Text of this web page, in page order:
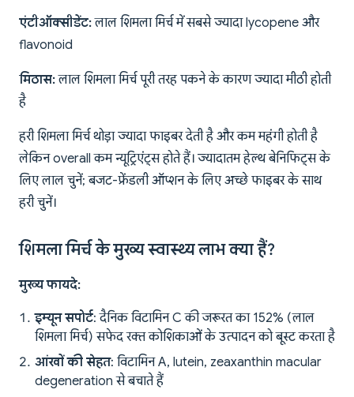
एंटीऑक्सीडेंट:लाल शिमला मिर्च में सबसे ज्यादा lycopene और
flavonoid
मिठास:लाल शिमला मिर्च पूरी तरह पकने के कारण ज्यादा मीठी होती
है
हरी शिमला मिर्च थोड़ा ज्यादा फाइबर देती है और कम महंगी होती है
लेकिन overall कम न्यूट्रिएंट्स होते हैं। ज्यादातम हेल्थ बेनिफिट्स के
लिए लाल चुनें; बजट-फ्रेंडली ऑप्शन के लिए अच्छे फाइबर के साथ
हरी चुनें।
शिमला मिर्च के मुख्य स्वास्थ्य लाभ क्या हैं?
मुख्य फायदे:
इम्यून सपोर्ट: दैनिक विटामिन C की जरूरत का 152% (लाल
शिमला मिर्च) सफेद रक्त कोशिकाओं के उत्पादन को बूस्ट करता है
आंखों की सेहत: विटामिन A, lutein, zeaxanthin macular
degeneration से बचाते हैं